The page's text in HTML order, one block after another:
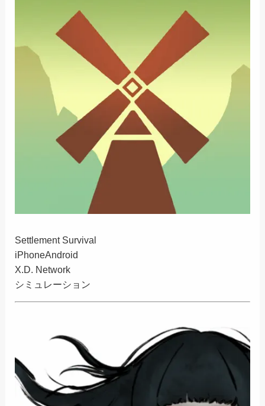
Settlement Survival
iPhoneAndroid
X.D. Network
シミュレーション